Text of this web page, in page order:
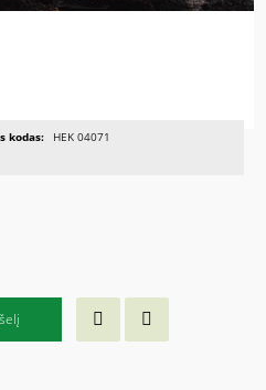
kodas:
HEK 04071